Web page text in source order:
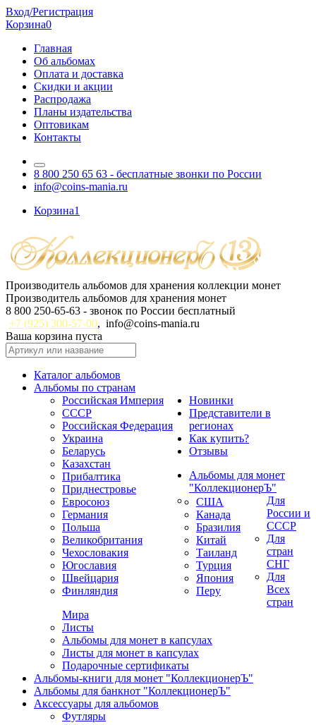
Вход/Регистрация
Корзина0
Главная
Об альбомах
Оплата и доставка
Скидки и акции
Распродажа
Планы издательства
Оптовикам
Контакты
8 800 250 65 63 - бесплатные звонки по России
info@coins-mania.ru
Корзина1
Производитель альбомов для хранения коллекции монет
Производитель альбомов для хранения монет
8 800 250-65-63 - звонок по России бесплатный
+7 (925) 300-57-00, info@coins-mania.ru
Ваша корзина пуста
Каталог альбомов
Альбомы по странам
Российская Империя
СССР
Российская Федерация
Украина
Беларусь
Казахстан
Прибалтика
Приднестровье
Евросоюз
Германия
Польша
Великобритания
Чехословакия
Югославия
Швейцария
Финляндия
США
Канада
Бразилия
Китай
Таиланд
Турция
Япония
Перу
Новинки
Представители в
регионах
Как купить?
Отзывы
Альбомы для монет
"КоллекционерЪ"
Для
России и
СССР
Для
стран
СНГ
Для
Всех
стран
Мира
Листы
Альбомы для монет в капсулах
Листы для монет в капсулах
Подарочные сертификаты
Альбомы-книги для монет "КоллекционерЪ"
Альбомы для банкнот "КоллекционерЪ"
Аксессуары для альбомов
Футляры